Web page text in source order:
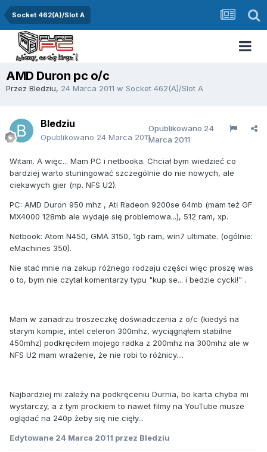
Socket 462(A)/Slot A
AMD Duron pc o/c
Przez Bledziu, 24 Marca 2011 w Socket 462(A)/Slot A
Bledziu
Opublikowano 24 Marca 2011
Opublikowano 24
Marca 2011
Witam. A więc... Mam PC i netbooka. Chciał bym wiedzieć co
bardziej warto stuningować szczególnie do nie nowych, ale
ciekawych gier (np. NFS U2).
PC: AMD Duron 950 mhz , Ati Radeon 9200se 64mb (mam też GF
MX4000 128mb ale wydaje się problemowa...), 512 ram, xp.
Netbook: Atom N450, GMA 3150, 1gb ram, win7 ultimate. (ogólnie:
eMachines 350).
Nie stać mnie na zakup różnego rodzaju części więc proszę was
o to, bym nie czytał komentarzy typu "kup se... i bedzie cycki!" .
Mam w zanadrzu troszeczkę doświadczenia z o/c (kiedyś na
starym kompie, intel celeron 300mhz, wyciągnąłem stabilne
450mhz) podkręciłem mojego radka z 200mhz na 300mhz ale w
NFS U2 mam wrażenie, że nie robi to różnicy....
Najbardziej mi zależy na podkręceniu Durnia, bo karta chyba mi
wystarczy, a z tym prockiem to nawet filmy na YouTube musze
oglądać na 240p żeby się nie cięły...
Edytowane 24 Marca 2011 przez Bledziu